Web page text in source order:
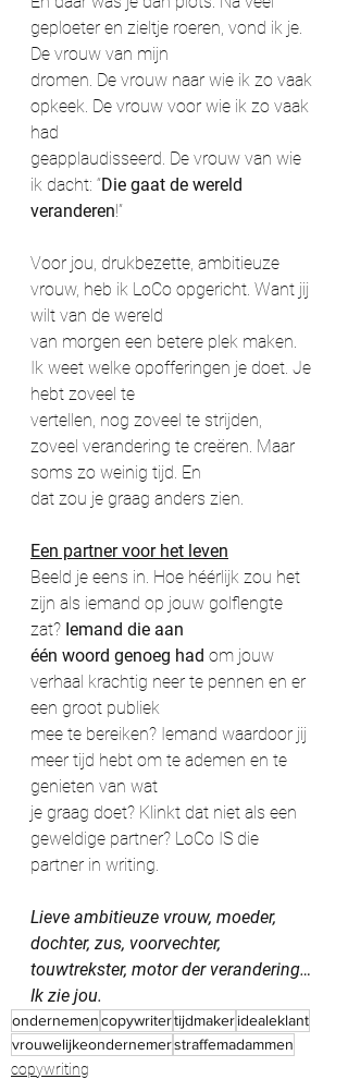
geploeter en zieltje roeren, vond ik je.
De vrouw van mijn
dromen. De vrouw naar wie ik zo vaak
opkeek. De vrouw voor wie ik zo vaak
had
geapplaudisseerd. De vrouw van wie
ik dacht: “Die gaat de wereld
veranderen!”
Voor jou, drukbezette, ambitieuze
vrouw, heb ik LoCo opgericht. Want jij
wilt van de wereld
van morgen een betere plek maken.
Ik weet welke opofferingen je doet. Je
hebt zoveel te
vertellen, nog zoveel te strijden,
zoveel verandering te creëren. Maar
soms zo weinig tijd. En
dat zou je graag anders zien.
Een partner voor het leven
Beeld je eens in. Hoe héérlijk zou het
zijn als iemand op jouw golflengte
zat? Iemand die aan
één woord genoeg had om jouw
verhaal krachtig neer te pennen en er
een groot publiek
mee te bereiken? Iemand waardoor jij
meer tijd hebt om te ademen en te
genieten van wat
je graag doet? Klinkt dat niet als een
geweldige partner? LoCo IS die
partner in writing.
Lieve ambitieuze vrouw, moeder,
dochter, zus, voorvechter,
touwtrekster, motor der verandering…
Ik zie jou.
ondernemencopywritertijdmakeridealeklant
vrouwelijkeondernemerstraffemadammen
copywriting